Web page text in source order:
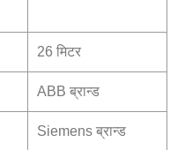
26 मिटर
ABB ब्रान्ड
Siemens ब्रान्ड